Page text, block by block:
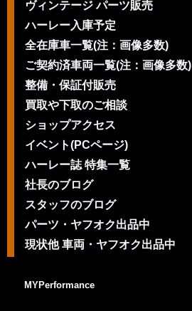
ヴィンテージ パーツ販売
ハーレー入庫予定
全在庫車一覧(注：画像多数)
ご契約済車両一覧(注：画像多数)
整備・保証付販売
買取や下取のご相談
ショップアクセス
イベント(PCページ)
ハーレー誌 特集一覧
社長のブログ
スタッフのブログ
パーツ・ヤフオク出品中
現状他 車両・ヤフオク出品中
MYPerformance